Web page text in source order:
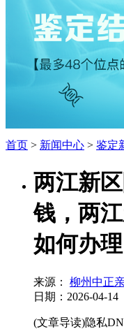
首页 > 新闻中心 > 鉴定
两江新
钱，两
如何办理
来源：
柳州中正
日期：2026-04-14
(文章导读)隐私